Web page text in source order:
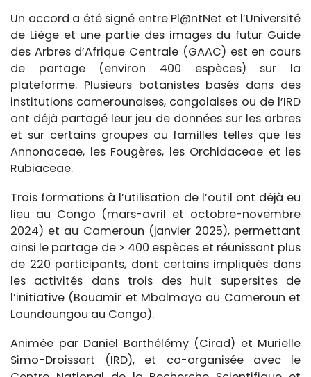
Un accord a été signé entre Pl@ntNet et l’Université
de Liège et une partie des images du futur Guide
des Arbres d’Afrique Centrale (GAAC) est en cours
de partage (environ 400 espèces) sur la
plateforme. Plusieurs botanistes basés dans des
institutions camerounaises, congolaises ou de l’IRD
ont déjà partagé leur jeu de données sur les arbres
et sur certains groupes ou familles telles que les
Annonaceae, les Fougères, les Orchidaceae et les
Rubiaceae.
Trois formations à l’utilisation de l’outil ont déjà eu
lieu au Congo (mars-avril et octobre-novembre
2024) et au Cameroun (janvier 2025), permettant
ainsi le partage de > 400 espèces et réunissant plus
de 220 participants, dont certains impliqués dans
les activités dans trois des huit supersites de
l’initiative (Bouamir et Mbalmayo au Cameroun et
Loundoungou au Congo).
Animée par Daniel Barthélémy (Cirad) et Murielle
Simo-Droissart (IRD), et co-organisée avec le